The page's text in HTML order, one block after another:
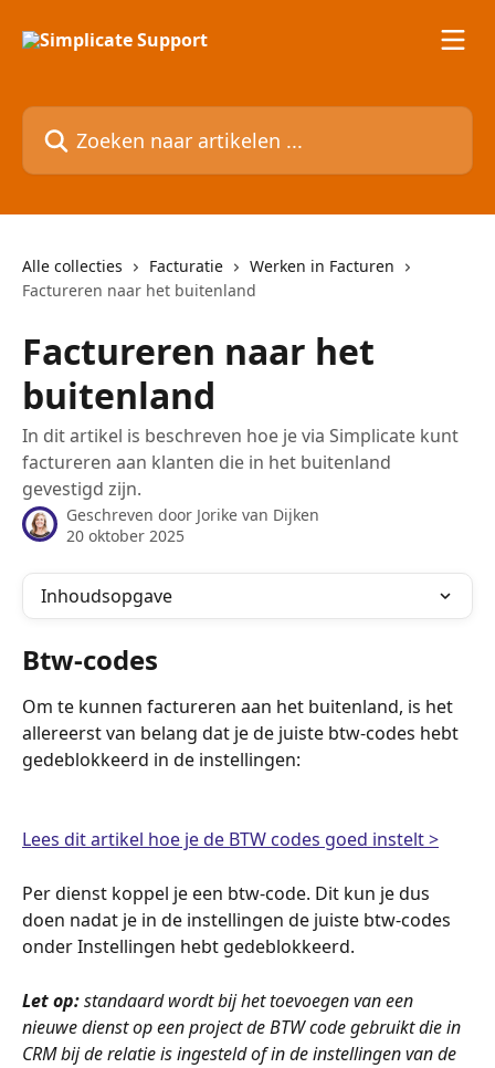
Zoeken naar artikelen ...
Alle collecties Facturatie
Werken in Facturen
Factureren naar het buitenland
Factureren naar het
buitenland
In dit artikel is beschreven hoe je via Simplicate kunt
factureren aan klanten die in het buitenland
gevestigd zijn.
Geschreven door Jorike van Dijken
20 oktober 2025
Inhoudsopgave
Btw-codes
Om te kunnen factureren aan het buitenland, is het
allereerst van belang dat je de juiste btw-codes hebt
gedeblokkeerd in de instellingen:
Lees dit artikel hoe je de BTW codes goed instelt >
Per dienst koppel je een btw-code. Dit kun je dus
doen nadat je in de instellingen de juiste btw-codes
onder Instellingen hebt gedeblokkeerd.
Let op: standaard wordt bij het toevoegen van een
nieuwe dienst op een project de BTW code gebruikt die in
CRM bij de relatie is ingesteld of in de instellingen van de